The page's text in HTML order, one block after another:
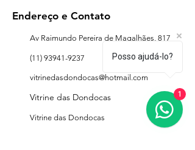
Endereço e Contato
Av Raimundo Pereira de Magalhães, 817
(11) 93941-9237
vitrinedasdondocas@hotmail.com
Vitrine das Dondocas
Vitrine das Dondocas
Posso ajudá-lo?
1